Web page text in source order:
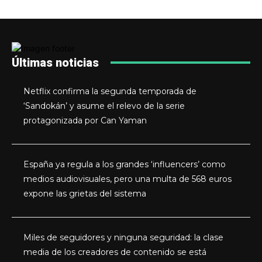
Últimas noticias
Netflix confirma la segunda temporada de
‘Sandokán’ y asume el relevo de la serie
protagonizada por Can Yaman
España ya regula a los grandes ‘influencers’ como
medios audiovisuales, pero una multa de 568 euros
expone las grietas del sistema
Miles de seguidores y ninguna seguridad: la clase
media de los creadores de contenido se está